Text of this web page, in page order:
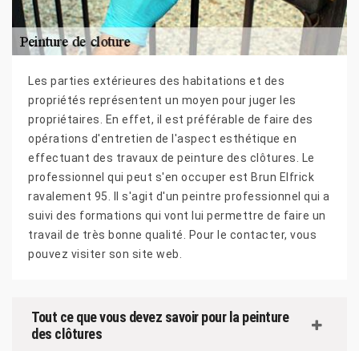
Les parties extérieures des habitations et des
propriétés représentent un moyen pour juger les
propriétaires. En effet, il est préférable de faire des
opérations d'entretien de l'aspect esthétique en
effectuant des travaux de peinture des clôtures. Le
professionnel qui peut s'en occuper est Brun Elfrick
ravalement 95. Il s'agit d'un peintre professionnel qui a
suivi des formations qui vont lui permettre de faire un
travail de très bonne qualité. Pour le contacter, vous
pouvez visiter son site web.
Tout ce que vous devez savoir pour la peinture
des clôtures